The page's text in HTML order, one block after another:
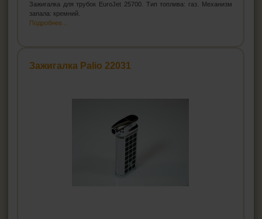
Зажигалка для трубок EuroJet 25700. Тип топлива: газ. Механизм
запала: кремний.
Подробнее...
Зажигалка Palio 22031